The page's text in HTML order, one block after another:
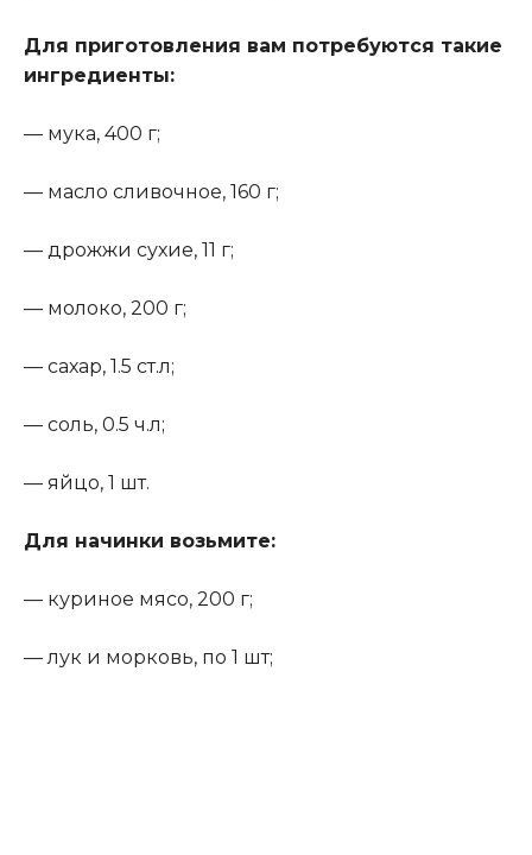
Для приготовления вам потребуются такие
ингредиенты:
— мука, 400 г;
— масло сливочное, 160 г;
— дрожжи сухие, 11 г;
— молоко, 200 г;
— сахар, 1.5 ст.л;
— соль, 0.5 ч.л;
— яйцо, 1 шт.
Для начинки возьмите:
— куриное мясо, 200 г;
— лук и морковь, по 1 шт;